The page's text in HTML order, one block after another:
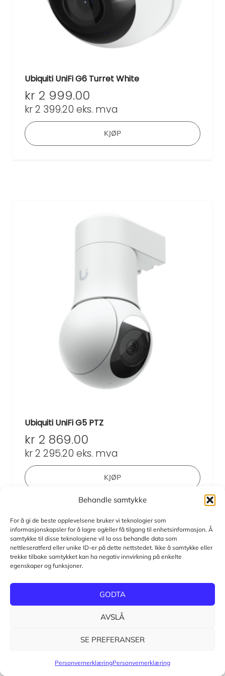
Behandle samtykke
For å gi de beste opplevelsene bruker vi teknologier som
informasjonskapsler for å lagre og/eller få tilgang til enhetsinformasjon. Å
samtykke til disse teknologiene vil la oss behandle data som
nettleseratferd eller unike ID-er på dette nettstedet. Ikke å samtykke eller
trekke tilbake samtykket kan ha negativ innvirkning på enkelte
egenskaper og funksjoner.
GODTA
AVSLÅ
SE PREFERANSER
PersonvernerklæringPersonvernerklæring
Ubiquiti UniFi G6 Turret White
kr 2 999.00
kr2 399.20 eks. mva
KJØP
Ubiquiti UniFi G5 PTZ
kr 2 869.00
kr2 295.20 eks. mva
KJØP